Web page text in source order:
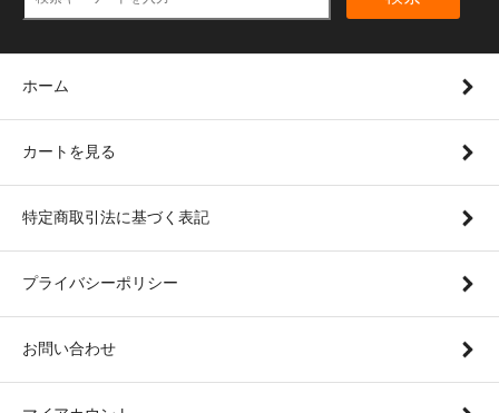
ホーム
カートを見る
特定商取引法に基づく表記
プライバシーポリシー
お問い合わせ